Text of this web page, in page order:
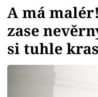
Témata
Showbyznys
Youtubeři
A má
zase
si tuhle